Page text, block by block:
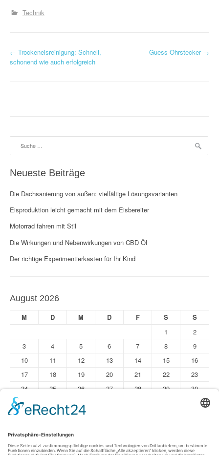
Technik
P
v
i
g
a
t
i
o
← Trockeneisreinigung: Schnell,
schonend wie auch erfolgreich
Guess Ohrstecker →
nach:
Neueste Beiträge
Die Dachsanierung von außen: vielfältige Lösungsvarianten
Eisproduktion leicht gemacht mit dem Eisbereiter
Motorrad fahren mit Stil
Die Wirkungen und Nebenwirkungen von CBD Öl
Der richtige Experimentierkasten für Ihr Kind
August 2026
M D M D F S
S
1
2
3
4 5 6 7 8
9
10
11 12 13 14 15
16
17
18 19 20 21 22
23
24
25 26 27 28 29
30
31